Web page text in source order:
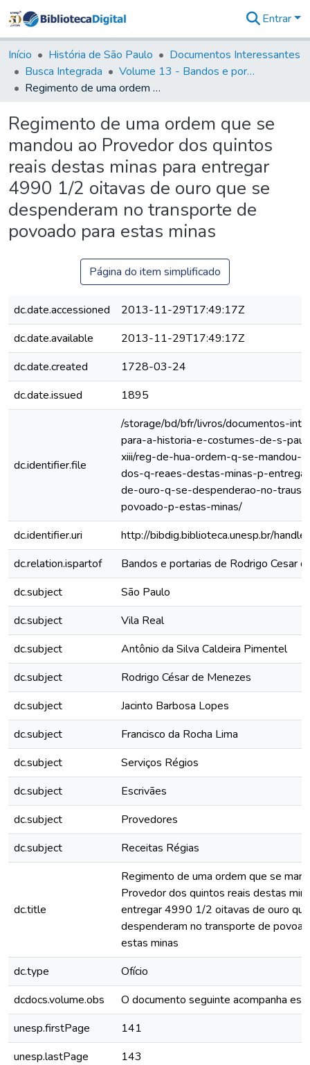
&
Coleções
Tudo na
Biblioteca
Estatísticas
Entrar
Início História de São Paulo
Documentos Interessantes
Busca Integrada
Volume 13 - Bandos e portarias de Rodrigo Cesar de Menezes
Regimento de uma ordem que se mandou ao Provedor dos quintos reais destas minas para entregar 4990 1/2 oitavas de ouro que se despenderam no transporte de povoado para estas minas
Regimento de uma ordem que se
mandou ao Provedor dos quintos
reais destas minas para entregar
4990 1/2 oitavas de ouro que se
despenderam no transporte de
povoado para estas minas
Página do item simplificado
dc.date.accessioned
2013-11-29T17:49:17Z
dc.date.available
2013-11-29T17:49:17Z
dc.date.created
1728-03-24
dc.date.issued
1895
dc.identifier.file
/storage/bd/bfr/livros/documentos-
para-a-historia-e-costumes-de-s-
xiii/reg-de-hua-ordem-q-se-mandou-
dos-q-reaes-destas-minas-p-
de-ouro-q-se-despenderao-no-
povoado-p-estas-minas/
dc.identifier.uri
http://bibdig.biblioteca.unesp.br/
dc.relation.ispartof
Bandos e portarias de Rodrigo Cesar
dc.subject
São Paulo
dc.subject
Vila Real
dc.subject
Antônio da Silva Caldeira Pimentel
dc.subject
Rodrigo César de Menezes
dc.subject
Jacinto Barbosa Lopes
dc.subject
Francisco da Rocha Lima
dc.subject
Serviços Régios
dc.subject
Escrivães
dc.subject
Provedores
dc.subject
Receitas Régias
dc.title
Regimento de uma ordem que se
Provedor dos quintos reais destas
entregar 4990 1/2 oitavas de ouro
despenderam no transporte de
estas minas
dc.type
Ofício
dcdocs.volume.obs
O documento seguinte acompanha
unesp.firstPage
141
unesp.lastPage
143